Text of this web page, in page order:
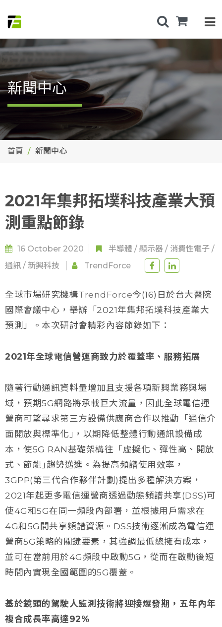
新聞中心
首頁 新聞中心
2021年集邦拓墣科技產業大預
測重點節錄
16 October 2020 半導體 / 顯示器 / 消費性電子 /
通訊 / 新興科技 TrendForce
全球市場研究機構TrendForce今(16)日於台大醫院
國際會議中心，舉辦「2021年集邦拓墣科技產業大
預測」。本次研討會精彩內容節錄如下：
2021年全球電信營運商致力於覆蓋率、服務拓展
隨著行動通訊資料量增加且支援各項新興業務與場
域，預期5G網路將承載巨大流量，因此全球電信運
營商可望尋求第三方設備供應商合作以推動「通信介
面開放與標準化｣，以期降低整體行動通訊設備成
本，使5G RAN基礎架構往「虛擬化、彈性高、開放
式、節能｣趨勢邁進。為提高頻譜使用效率，
3GPP(第三代合作夥伴計劃)提出多種解決方案，
2021年起更多電信運營商透過動態頻譜共享(DSS)可
使4G和5G在同一頻段內部署，並根據用戶需求在
4G和5G間共享頻譜資源。DSS技術逐漸成為電信運
營商5G策略的關鍵要素，其強調最低總擁有成本，
並可在當前用於4G頻段中啟動5G，從而在啟動後短
時間內實現全國範圍的5G覆蓋。
基於鏡頭的駕駛人監測技術將迎接爆發期，五年內年
複合成長率高達92%